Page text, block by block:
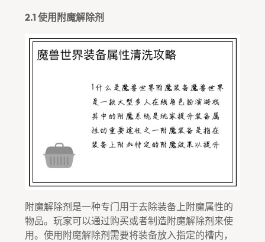
2.1 使用附魔解除剂
附魔解除剂是一种专门用于去除装备上附魔属性的
物品。玩家可以通过购买或者制造附魔解除剂来使
用。使用附魔解除剂需要将装备放入指定的槽内，